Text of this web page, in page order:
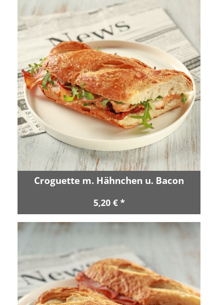
Croguette m. Hähnchen u. Bacon
5,20 € *